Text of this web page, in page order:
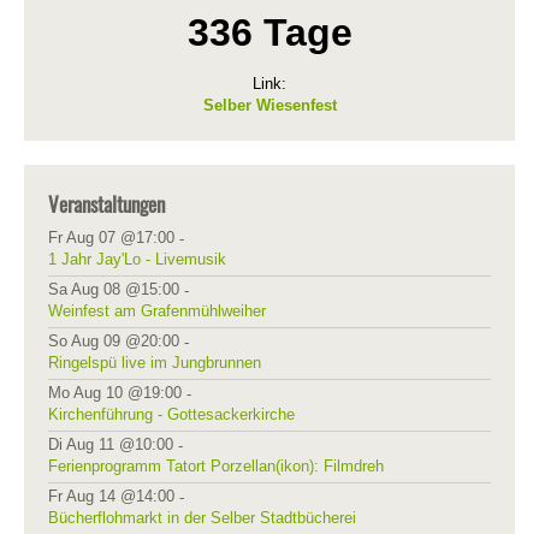
336 Tage
Link:
Selber Wiesenfest
Veranstaltungen
Fr Aug 07 @17:00 -
1 Jahr Jay'Lo - Livemusik
Sa Aug 08 @15:00 -
Weinfest am Grafenmühlweiher
So Aug 09 @20:00 -
Ringelspü live im Jungbrunnen
Mo Aug 10 @19:00 -
Kirchenführung - Gottesackerkirche
Di Aug 11 @10:00 -
Ferienprogramm Tatort Porzellan(ikon): Filmdreh
Fr Aug 14 @14:00 -
Bücherflohmarkt in der Selber Stadtbücherei